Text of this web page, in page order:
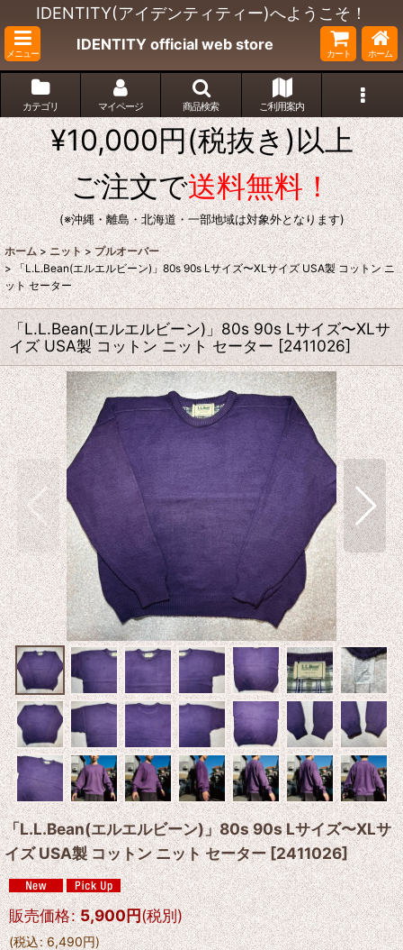
IDENTITY(アイデンティティー)へようこそ！
メニュー
IDENTITY official web store
カート ホーム
カテゴリ マイページ 商品検索 ご利用案内
¥10,000円(税抜き)以上
ご注文で送料無料！
(※沖縄・離島・北海道・一部地域は対象外となります)
ホーム > ニット > プルオーバー
> 「L.L.Bean(エルエルビーン)」80s 90s Lサイズ〜XLサイズ USA製 コットン ニ
ット セーター
「L.L.Bean(エルエルビーン)」80s 90s Lサイズ〜XLサ
イズ USA製 コットン ニット セーター [2411026]
「L.L.Bean(エルエルビーン)」80s 90s Lサイズ〜XLサ
イズ USA製 コットン ニット セーター[2411026]
販売価格: 5,900円(税別)
(税込: 6,490円)